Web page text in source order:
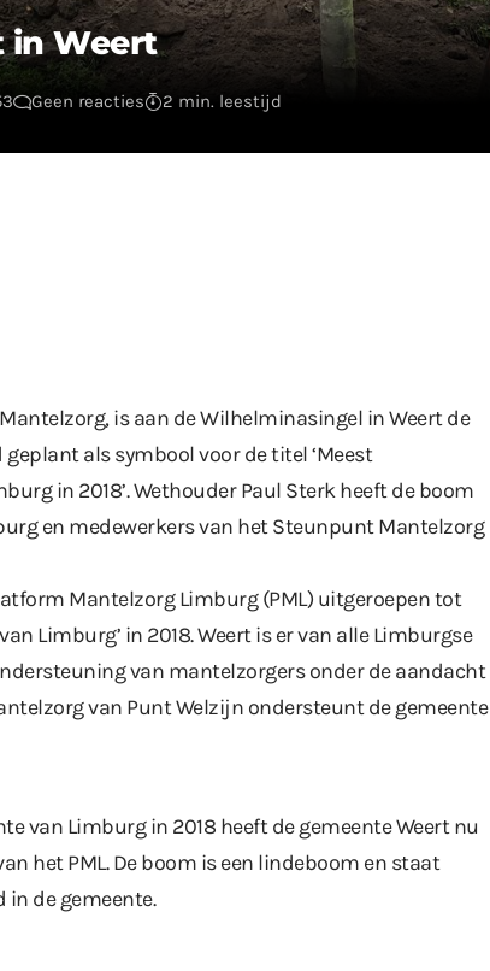
in Weert
Geen reacties 2 min. leestijd
is aan de Wilhelminasingel in Weert de
als symbool voor de titel ‘Meest
in 2018’. Wethouder Paul Sterk heeft de boom
en medewerkers van het Steunpunt Mantelzorg
Mantelzorg Limburg (PML) uitgeroepen tot
Limburg’ in 2018. Weert is er van alle Limburgse
van mantelzorgers onder de aandacht
van Punt Welzijn ondersteunt de gemeente
van Limburg in 2018 heeft de gemeente Weert nu
het PML. De boom is een lindeboom en staat
de gemeente.